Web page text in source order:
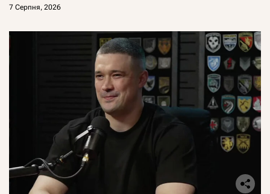
7 Серпня, 2026